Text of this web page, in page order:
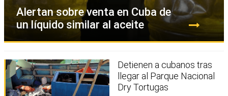
Alertan sobre venta en Cuba de
un líquido similar al aceite
Detienen a cubanos tras
llegar al Parque Nacional
Dry Tortugas